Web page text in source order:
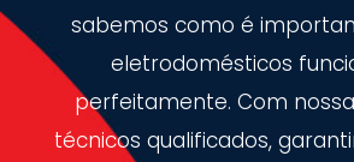
sabemos como é
eletrodomésticos
perfeitamente. Com
técnicos qualificados,